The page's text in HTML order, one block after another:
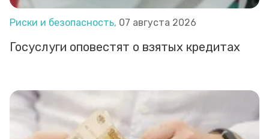
Риски и безопасность, 07 августа 2026
Госуслуги оповестят о взятых кредитах